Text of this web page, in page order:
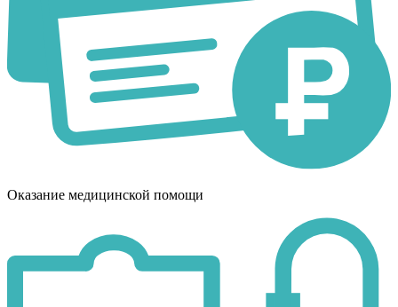
Оказание медицинской помощи